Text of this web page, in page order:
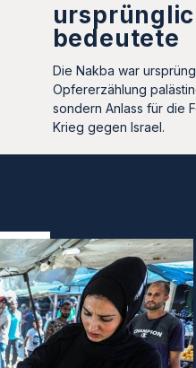
bedeutete
Die Nakba war
Opfererzählung
sondern Anlass für die
Krieg gegen Israel.